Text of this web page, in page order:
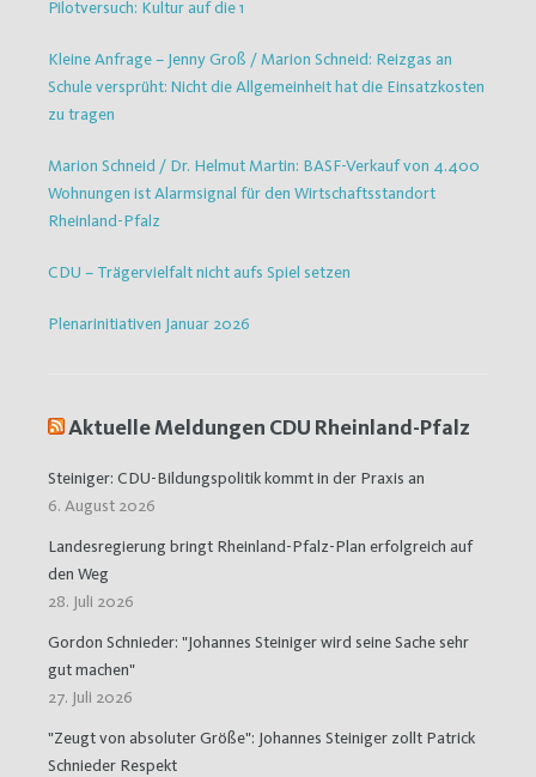
Pilotversuch: Kultur auf die 1
Kleine Anfrage – Jenny Groß / Marion Schneid: Reizgas an
Schule versprüht: Nicht die Allgemeinheit hat die Einsatzkosten
zu tragen
Marion Schneid / Dr. Helmut Martin: BASF-Verkauf von 4.400
Wohnungen ist Alarmsignal für den Wirtschaftsstandort
Rheinland-Pfalz
CDU – Trägervielfalt nicht aufs Spiel setzen
Plenarinitiativen Januar 2026
Aktuelle Meldungen CDU Rheinland-Pfalz
Steiniger: CDU-Bildungspolitik kommt in der Praxis an
6. August 2026
Landesregierung bringt Rheinland-Pfalz-Plan erfolgreich auf
den Weg
28. Juli 2026
Gordon Schnieder: "Johannes Steiniger wird seine Sache sehr
gut machen"
27. Juli 2026
"Zeugt von absoluter Größe": Johannes Steiniger zollt Patrick
Schnieder Respekt